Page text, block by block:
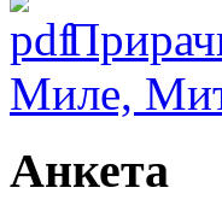
Миле,
Анкета